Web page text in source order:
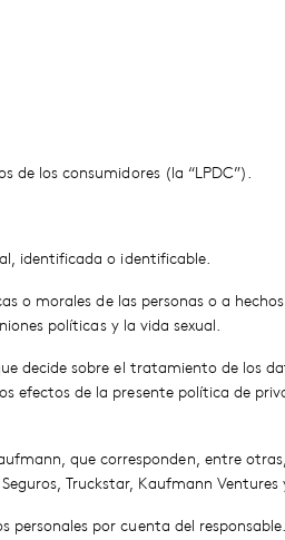
de los consumidores (la “LPDC”).
identificada o identificable.
o morales de las personas o a
políticas y la vida sexual.
decide sobre el tratamiento de los
efectos de la presente política de
que corresponden, entre
Truckstar, Kaufmann
por cuenta del responsable.